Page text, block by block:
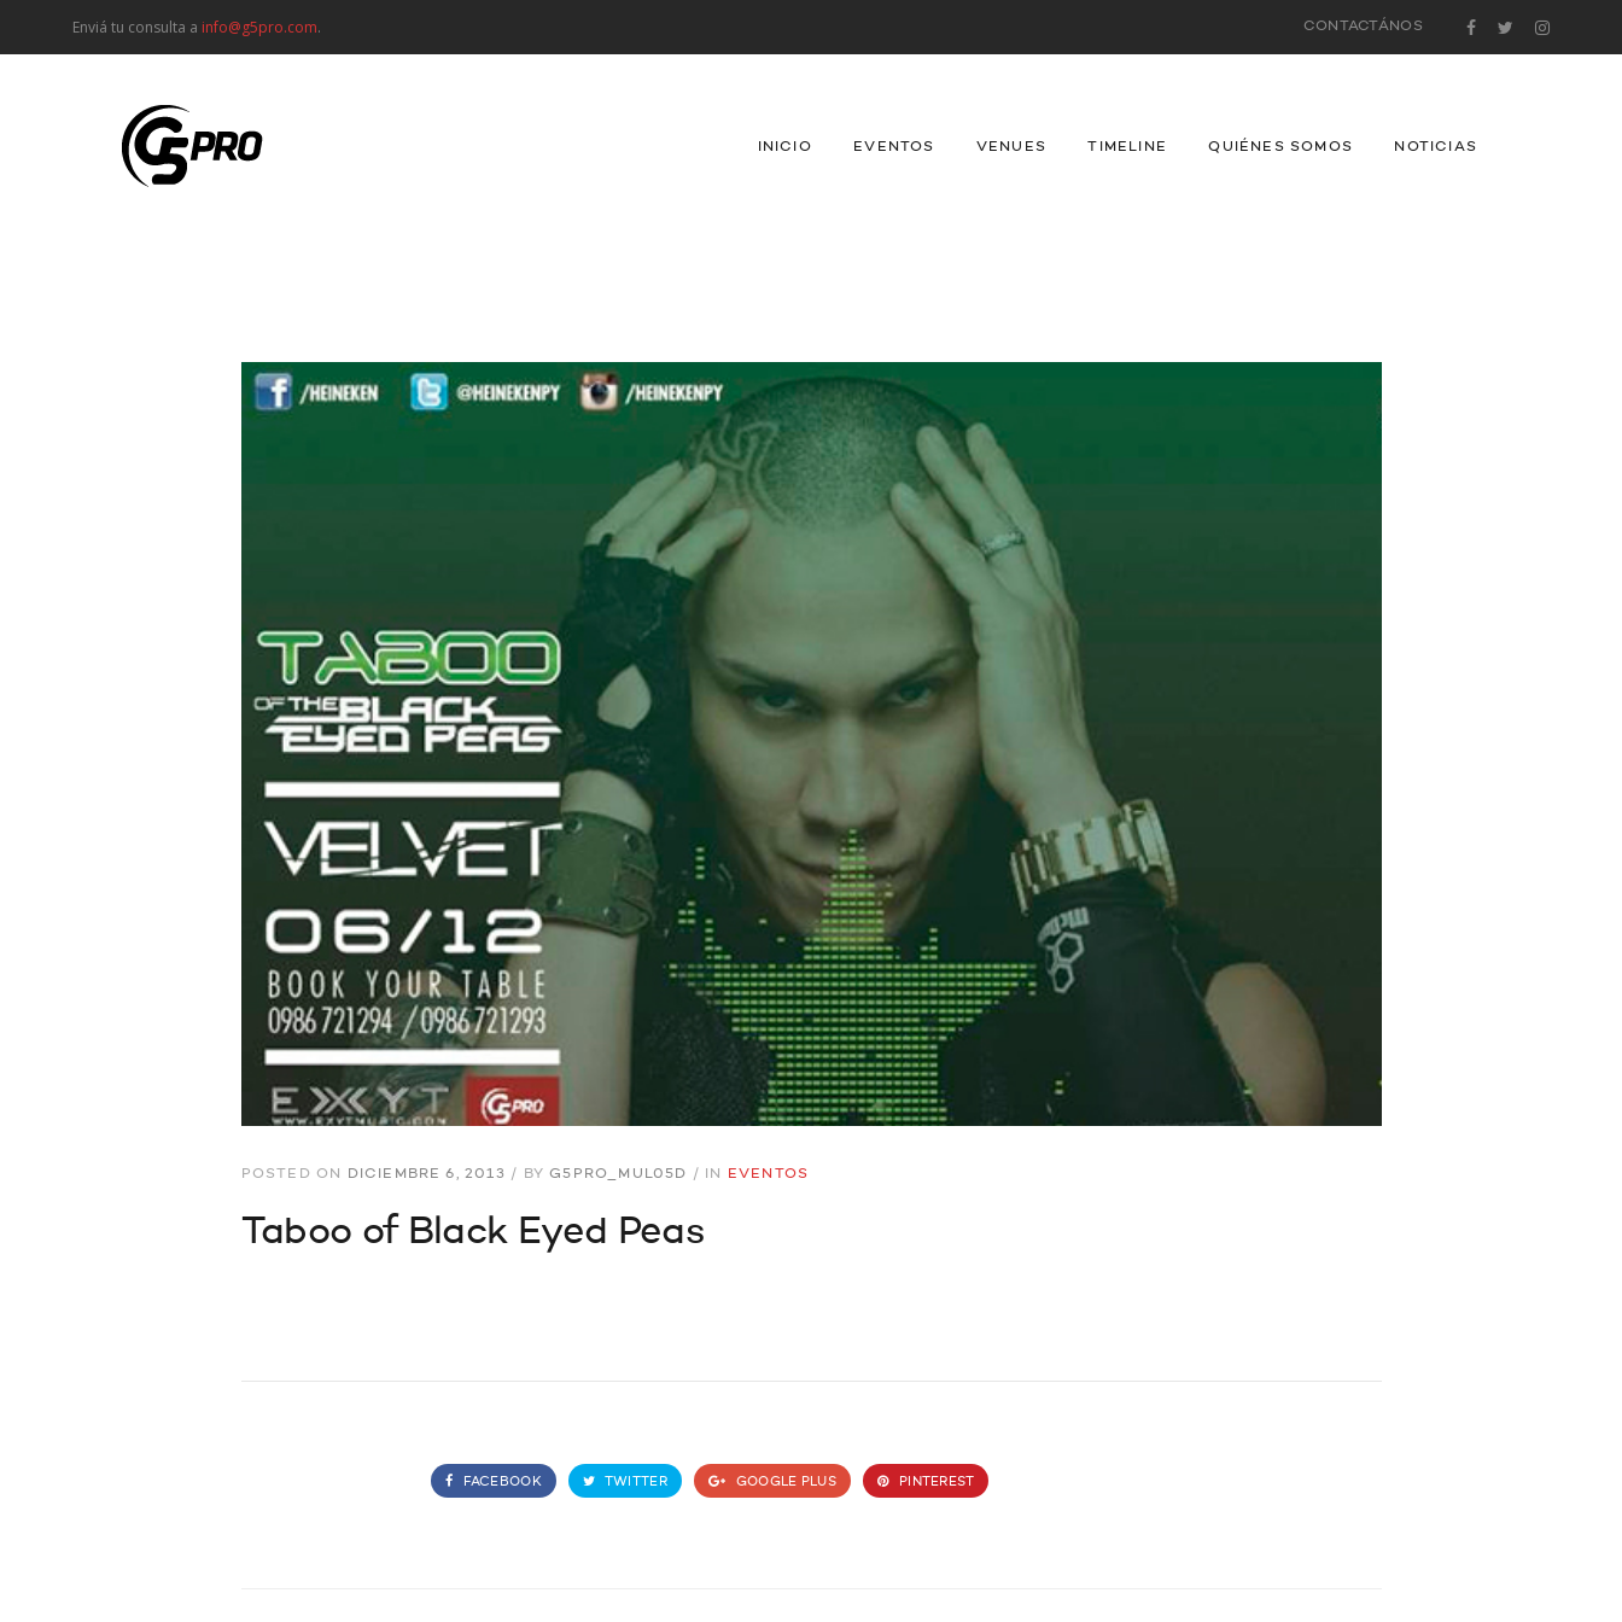
Enviá tu consulta a info@g5pro.com. CONTACTÁNOS
INICIO EVENTOS VENUES TIMELINE QUIÉNES SOMOS NOTICIAS
POSTED ON DICIEMBRE 6, 2013 / BYG5PRO_MUL05D / IN EVENTOS
Taboo of Black Eyed Peas
FACEBOOK TWITTER GOOGLE PLUS PINTEREST